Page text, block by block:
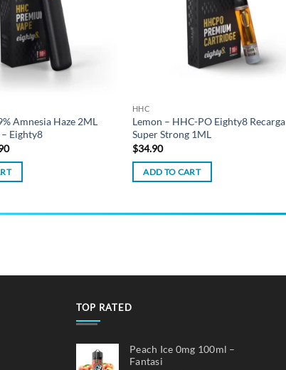
Amnesia Haze 2ML
Eighty8
Current
is:
$49.90.
HHC
Lemon – HHC-PO Eighty8 Recarga
Super Strong 1ML
$34.90
ADD TO CART
TOP RATED
Peach Ice 0mg 100ml –
Fantasi